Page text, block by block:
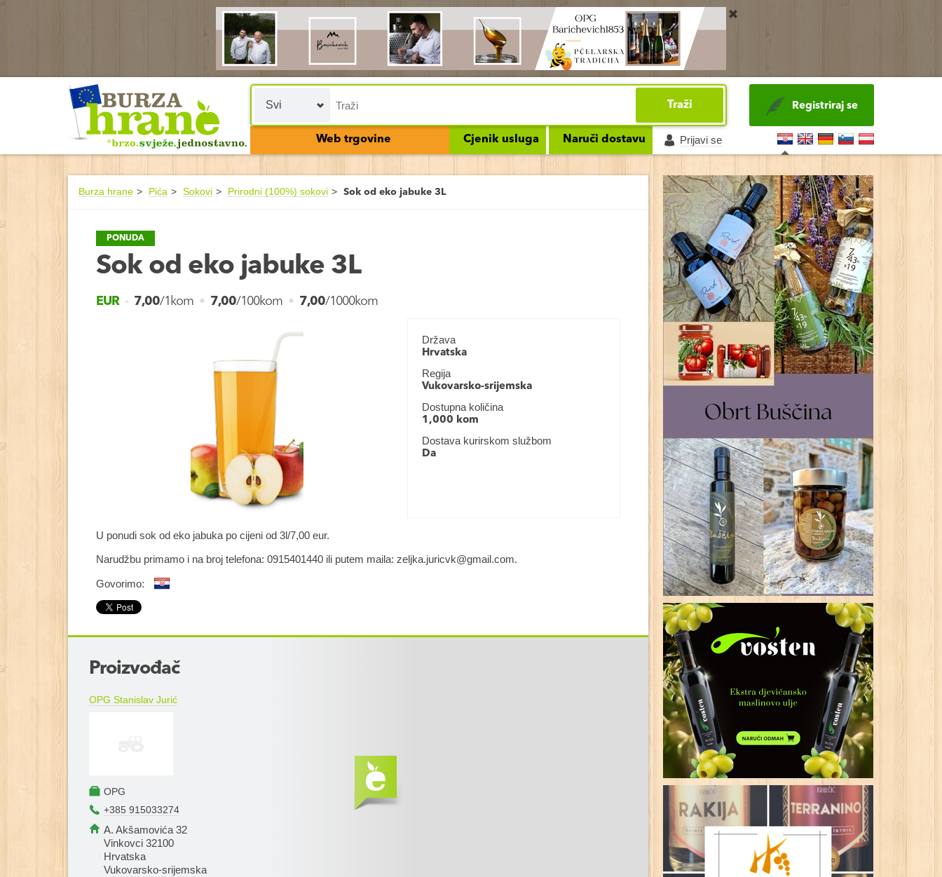
Traži Registriraj se
Web trgovine Cjenik usluga Naruči dostavu Prijavi se
Burza hrane Pića Sokovi Prirodni (100%) sokovi Sok od eko jabuke 3L
PONUDA
Sok od eko jabuke 3L
EUR - 7,00/1kom • 7,00/100kom • 7,00/1000kom
Država
Hrvatska
Regija
Vukovarsko-srijemska
Dostupna količina
1,000 kom
Dostava kurirskom službom
Da
U ponudi sok od eko jabuka po cijeni od 3l/7,00 eur.
Narudžbu primamo i na broj telefona: 0915401440 ili putem maila: zeljka.juricvk@gmail.com.
Govorimo:
−Proizvođač
OPG Stanislav Jurić
OPG
+385 915033274
A. Akšamovića 32
Vinkovci 32100
Hrvatska
Vukovarsko-srijemska